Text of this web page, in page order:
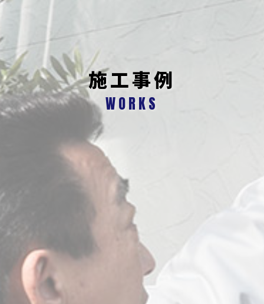
施工事例
WORKS